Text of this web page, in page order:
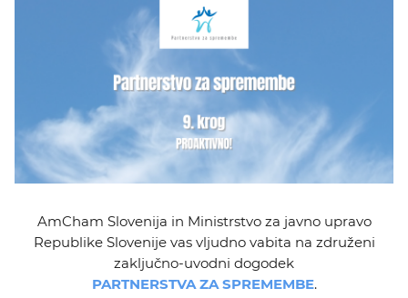
Želimo postati član
AmCham Slovenija in Ministrstvo za javno upravo
Republike Slovenije vas vljudno vabita na združeni
zaključno-uvodni dogodek
PARTNERSTVA ZA SPREMEMBE.